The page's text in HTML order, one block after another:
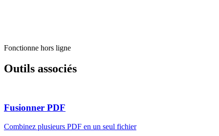
Fonctionne hors ligne
Outils associés
Fusionner PDF
Combinez plusieurs PDF en un seul fichier